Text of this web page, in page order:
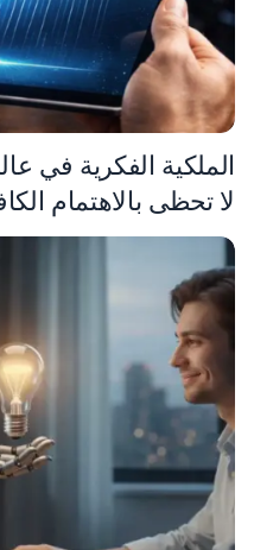
الملكية الفكرية في
لا تحظى بالاهتمام